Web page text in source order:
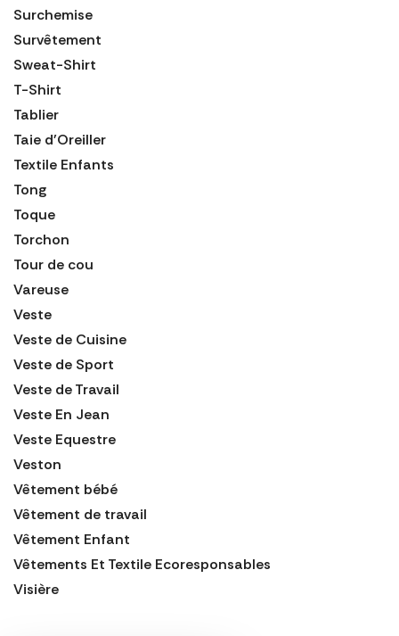
Surchemise
Survêtement
Sweat-Shirt
T-Shirt
Tablier
Taie d'Oreiller
Textile Enfants
Tong
Toque
Torchon
Tour de cou
Vareuse
Veste
Veste de Cuisine
Veste de Sport
Veste de Travail
Veste En Jean
Veste Equestre
Veston
Vêtement bébé
Vêtement de travail
Vêtement Enfant
Vêtements Et Textile Ecoresponsables
Visière